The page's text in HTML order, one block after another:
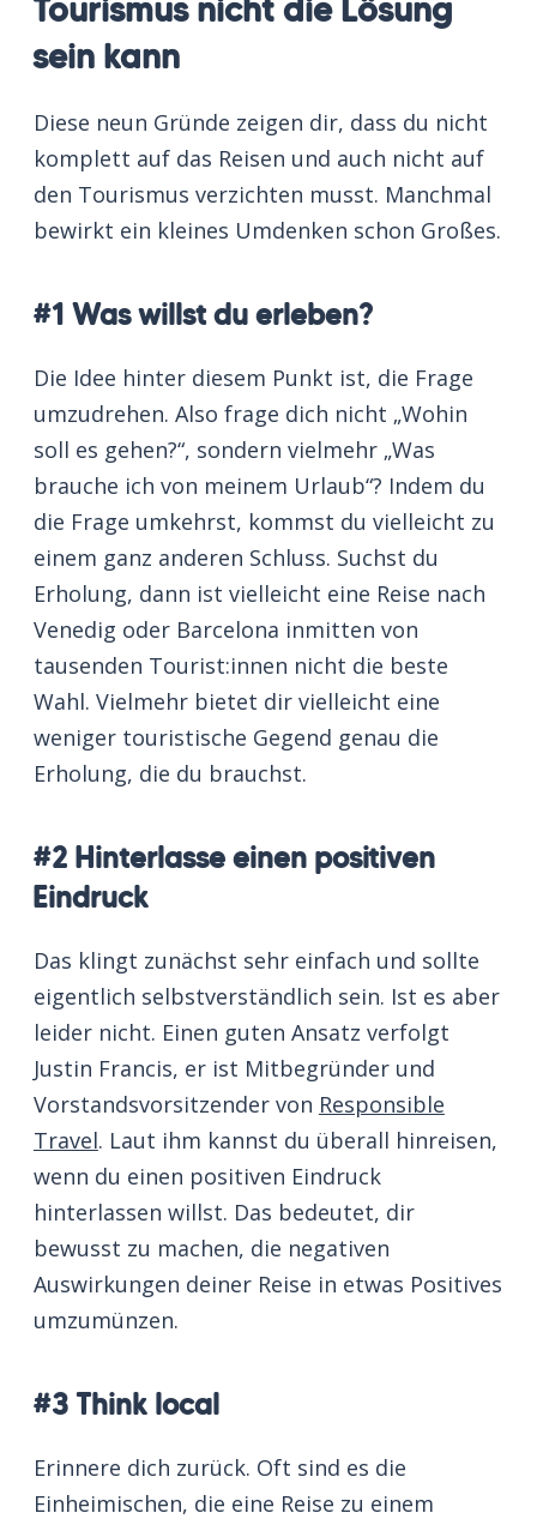
Tourismus nicht die Lösung
sein kann
Diese neun Gründe zeigen dir, dass du nicht
komplett auf das Reisen und auch nicht auf
den Tourismus verzichten musst. Manchmal
bewirkt ein kleines Umdenken schon Großes.
#1 Was willst du erleben?
Die Idee hinter diesem Punkt ist, die Frage
umzudrehen. Also frage dich nicht „Wohin
soll es gehen?“, sondern vielmehr „Was
brauche ich von meinem Urlaub“? Indem du
die Frage umkehrst, kommst du vielleicht zu
einem ganz anderen Schluss. Suchst du
Erholung, dann ist vielleicht eine Reise nach
Venedig oder Barcelona inmitten von
tausenden Tourist:innen nicht die beste
Wahl. Vielmehr bietet dir vielleicht eine
weniger touristische Gegend genau die
Erholung, die du brauchst.
#2 Hinterlasse einen positiven
Eindruck
Das klingt zunächst sehr einfach und sollte
eigentlich selbstverständlich sein. Ist es aber
leider nicht. Einen guten Ansatz verfolgt
Justin Francis, er ist Mitbegründer und
Vorstandsvorsitzender von Responsible
Travel. Laut ihm kannst du überall hinreisen,
wenn du einen positiven Eindruck
hinterlassen willst. Das bedeutet, dir
bewusst zu machen, die negativen
Auswirkungen deiner Reise in etwas Positives
umzumünzen.
#3 Think local
Erinnere dich zurück. Oft sind es die
Einheimischen, die eine Reise zu einem